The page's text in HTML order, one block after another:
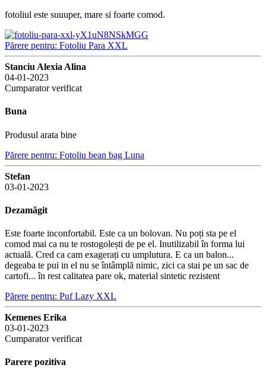
fotoliul este suuuper, mare si foarte comod.
Părere pentru: Fotoliu Para XXL
Stanciu Alexia Alina
04-01-2023
Cumparator verificat
Buna
Produsul arata bine
Părere pentru: Fotoliu bean bag Luna
Stefan
03-01-2023
Dezamăgit
Este foarte inconfortabil. Este ca un bolovan. Nu poți sta pe el
comod mai ca nu te rostogolești de pe el. Inutilizabil în forma lui
actuală. Cred ca cam exagerați cu umplutura. E ca un balon...
degeaba te pui in el nu se întâmplă nimic, zici ca stai pe un sac de
cartofi... în rest calitatea pare ok, material sintetic rezistent
Părere pentru: Puf Lazy XXL
Kemenes Erika
03-01-2023
Cumparator verificat
Parere pozitiva